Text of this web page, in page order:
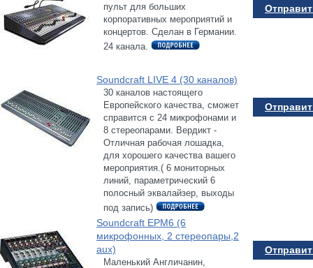
пульт для больших
корпоративных мероприятий и
концертов. Сделан в Германии.
24 канала.
Soundcraft LIVE 4 (30 каналов)
30 каналов настоящего
Европейского качества, сможет
справится с 24 микрофонами и
8 стереопарами. Вердикт -
Отличная рабочая лошадка,
для хорошего качества вашего
мероприятия.( 6 мониторных
линий, параметрический 6
полосный эквалайзер, выходы
под запись)
Soundcraft EPM6 (6
микрофонных, 2 стереопары,2
aux)
Маленький Англичанин,